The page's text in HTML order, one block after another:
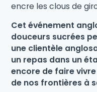
encre les clous de
Cet événement
douceurs sucrées
une clientèle
un repas dans un
encore de faire
de nos frontières à